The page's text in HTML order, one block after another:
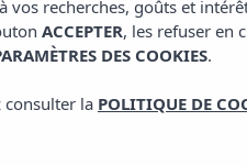
recherches, goûts et
ACCEPTER, les refuser en
DES COOKIES.
la POLITIQUE DE